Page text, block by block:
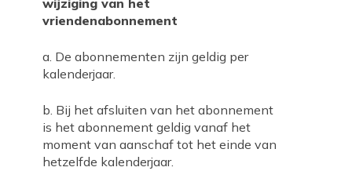
wijziging van het
vriendenabonnement
a. De abonnementen zijn geldig per
kalenderjaar.
b. Bij het afsluiten van het abonnement
is het abonnement geldig vanaf het
moment van aanschaf tot het einde van
hetzelfde kalenderjaar.